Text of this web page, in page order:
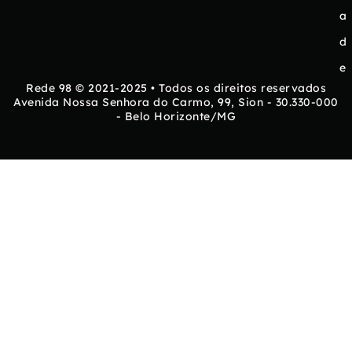
a
d
e
Rede 98 © 2021-2025 • Todos os direitos reservados
Avenida Nossa Senhora do Carmo, 99, Sion - 30.330-000
- Belo Horizonte/MG